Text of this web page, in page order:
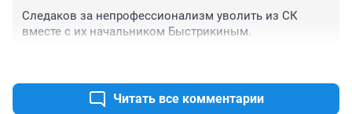
Следаков за непрофессионализм уволить из СК
вместе с их начальником Быстрикиным.
Читать все комментарии